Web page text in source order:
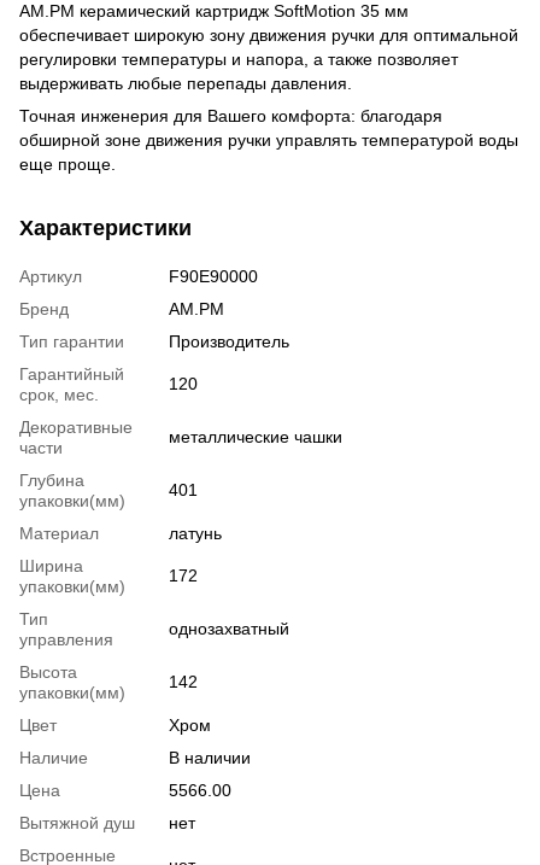
АМ.РМ керамический картридж SoftMotion 35 мм
обеспечивает широкую зону движения ручки для оптимальной
регулировки температуры и напора, а также позволяет
выдерживать любые перепады давления.
Точная инженерия для Вашего комфорта: благодаря
обширной зоне движения ручки управлять температурой воды
еще проще.
Характеристики
Артикул
F90E90000
Бренд
AM.PM
Тип гарантии
Производитель
Гарантийный
срок, мес.
120
Декоративные
части
металлические чашки
Глубина
упаковки(мм)
401
Материал
латунь
Ширина
упаковки(мм)
172
Тип
управления
однозахватный
Высота
упаковки(мм)
142
Цвет
Хром
Наличие
В наличии
Цена
5566.00
Вытяжной душ
нет
Встроенные